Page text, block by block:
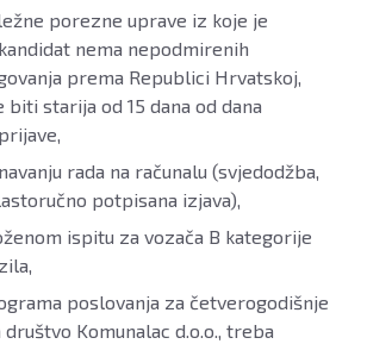
porezne uprave iz koje je
nema nepodmirenih
prema Republici Hrvatskoj,
biti starija od 15 dana od dana
rada na računalu (svjedodžba,
potpisana izjava),
ispitu za vozača B kategorije
poslovanja za četverogodišnje
Komunalac d.o.o., treba